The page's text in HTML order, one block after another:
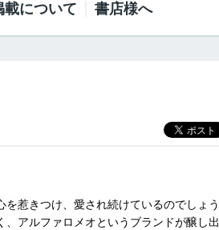
載について 書店様へ
惹きつけ、愛され続けているのでしょう
アルファロメオというブランドが醸し出